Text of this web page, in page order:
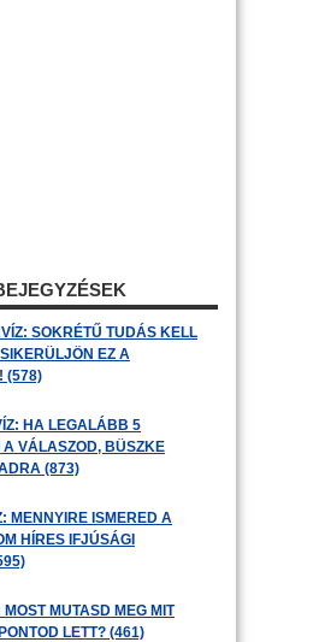
SOKRÉTŰ TUDÁS KELL
EZ A
(578)
HA LEGALÁBB 5
A VÁLASZOD, BÜSZKE
(873)
MENNYIRE ISMERED A
HÍRES IFJÚSÁGI
MUTASD MEG MIT
LETT? (461)